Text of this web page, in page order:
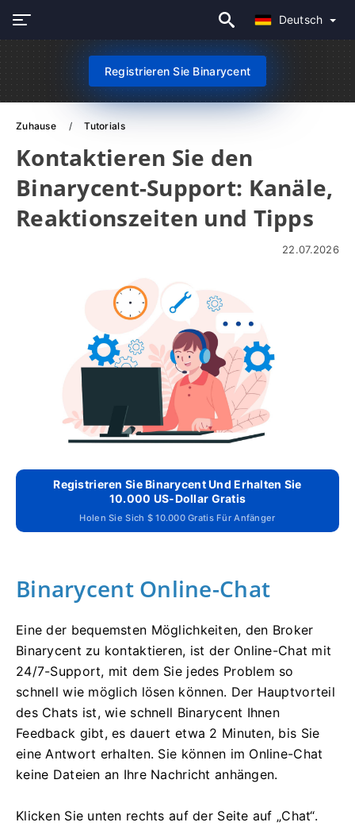
Deutsch
Registrieren Sie Binarycent
Zuhause Tutorials
Kontaktieren Sie den
Binarycent-Support: Kanäle,
Reaktionszeiten und Tipps
22.07.2026
Registrieren Sie Binarycent Und Erhalten Sie
10.000 US-Dollar Gratis
Holen Sie Sich $ 10.000 Gratis Für Anfänger
Binarycent Online-Chat
Eine der bequemsten Möglichkeiten, den Broker
Binarycent zu kontaktieren, ist der Online-Chat mit
24/7-Support, mit dem Sie jedes Problem so
schnell wie möglich lösen können. Der Hauptvorteil
des Chats ist, wie schnell Binarycent Ihnen
Feedback gibt, es dauert etwa 2 Minuten, bis Sie
eine Antwort erhalten. Sie können im Online-Chat
keine Dateien an Ihre Nachricht anhängen.
Klicken Sie unten rechts auf der Seite auf „Chat“.